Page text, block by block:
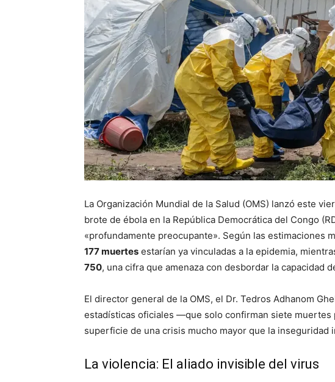
La Organización Mundial de la Salud (OMS) lanzó este
brote de ébola en la República Democrática del Congo
«profundamente preocupante». Según las estimaciones
177 muertes estarían ya vinculadas a la epidemia,
750, una cifra que amenaza con desbordar la capacidad
El director general de la OMS, el Dr. Tedros Adhanom
estadísticas oficiales —que solo confirman siete
superficie de una crisis mucho mayor que la inseguridad
La violencia: El aliado invisible del virus